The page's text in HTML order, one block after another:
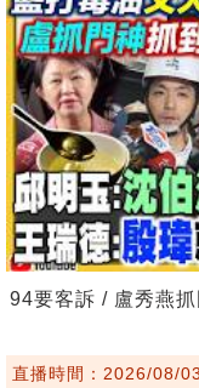
94要客訴 / 盧秀燕
直播時間：2026/08/